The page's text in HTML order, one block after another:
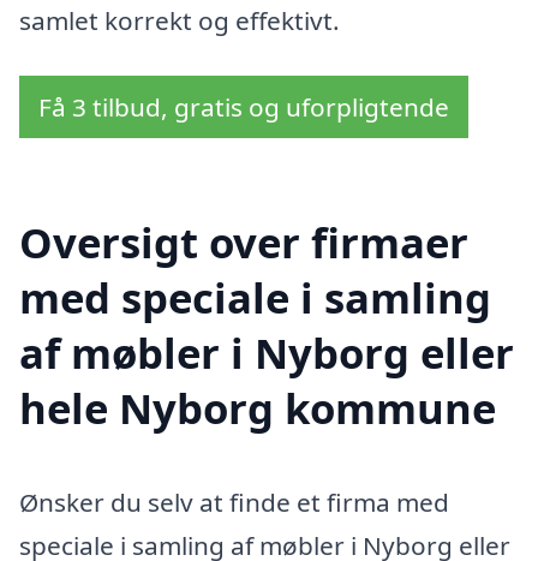
samlet korrekt og effektivt.
Få 3 tilbud, gratis og uforpligtende
Oversigt over firmaer
med speciale i samling
af møbler i Nyborg eller
hele Nyborg kommune
Ønsker du selv at finde et firma med
speciale i samling af møbler i Nyborg eller